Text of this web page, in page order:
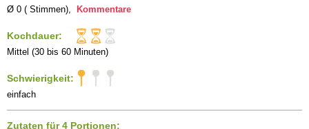
Ø 0 ( Stimmen), Kommentare
Kochdauer:
Mittel (30 bis 60 Minuten)
Schwierigkeit:
einfach
Zutaten für 4 Portionen: